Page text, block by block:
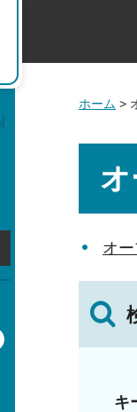
ホーム >
オ
キ